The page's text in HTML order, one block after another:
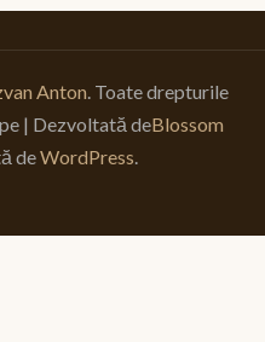
Anton. Toate drepturile
| Dezvoltată deBlossom
deWordPress.